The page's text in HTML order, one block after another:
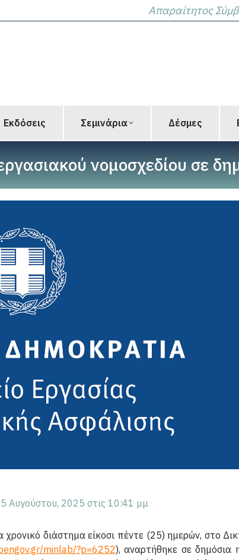
Απαραίτητος
Εκδόσεις Σεμινάρια Δέσμες
νομοσχεδίου σε
Αυγούστου, 2025 στις 10:41 μμ
διάστημα είκοσι πέντε (25) ημερών, στο
minlab/?p=6252), αναρτήθηκε σε δημόσια